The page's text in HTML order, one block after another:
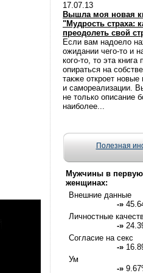
17.07.13
Вышла моя новая
"Мудрость страха:
преодолеть свой
Если вам надоело
ожидании чего-то и
кого-то, то эта
опираться на
также откроет новые
и самореализации.
не только описание
наиболее...
Полезная
Мужчины в первую
женщинах:
Внешние данные
-»
Личностные
-»
Согласие на секс
-»
Ум
-»